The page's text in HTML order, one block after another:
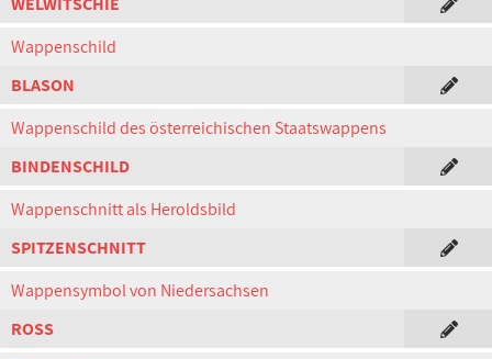
Wappenschild
BLASON
Wappenschild des österreichischen Staatswappens
BINDENSCHILD
Wappenschnitt als Heroldsbild
SPITZENSCHNITT
Wappensymbol von Niedersachsen
ROSS